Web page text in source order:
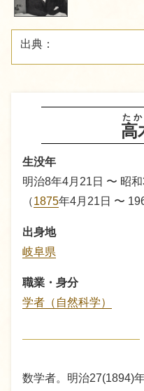
高
た
生没年
明治8年4月21日 〜 昭
（1875年4月21日 〜
出身地
岐阜県
職業・身分
学者（自然科学）
数学者。明治27(1894)
出典：